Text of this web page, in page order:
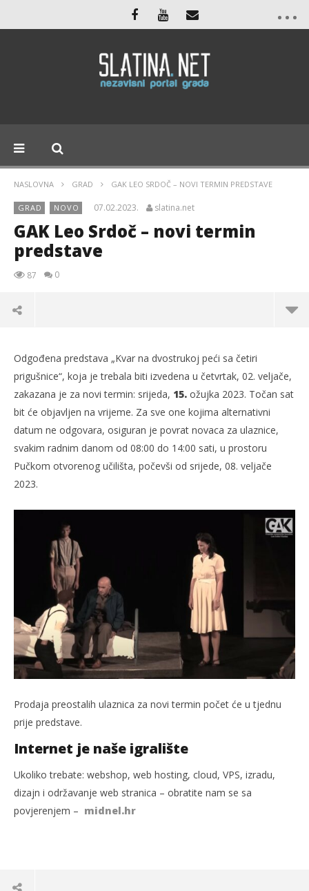
NASLOVNA GRAD GAK LEO SRDOČ – NOVI TERMIN PREDSTAVE
GRAD NOVO 07.02.2023. slatina.net
GAK Leo Srdoč – novi termin
predstave
87 0
GAK Leo Srdoč – novi termin predstave
07.02.2023.
slatina.net
Odgođena predstava „Kvar na dvostrukoj peći sa četiri
prigušnice“, koja je trebala biti izvedena u četvrtak, 02. veljače,
zakazana je za novi termin: srijeda, 15. ožujka 2023. Točan sat
bit će objavljen na vrijeme. Za sve one kojima alternativni
datum ne odgovara, osiguran je povrat novaca za ulaznice,
svakim radnim danom od 08:00 do 14:00 sati, u prostoru
Pučkom otvorenog učilišta, počevši od srijede, 08. veljače
2023.
Prodaja preostalih ulaznica za novi termin počet će u tjednu
prije predstave.
Internet je naše igralište
Ukoliko trebate: webshop, web hosting, cloud, VPS, izradu,
dizajn i održavanje web stranica – obratite nam se sa
povjerenjem – midnel.hr